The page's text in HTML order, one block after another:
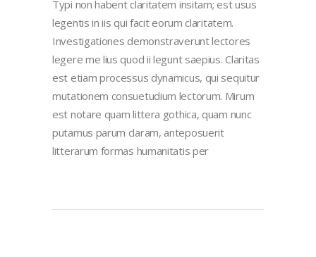
Typi non habent claritatem insitam; est usus
legentis in iis qui facit eorum claritatem.
Investigationes demonstraverunt lectores
legere me lius quod ii legunt saepius. Claritas
est etiam processus dynamicus, qui sequitur
mutationem consuetudium lectorum. Mirum
est notare quam littera gothica, quam nunc
putamus parum claram, anteposuerit
litterarum formas humanitatis per